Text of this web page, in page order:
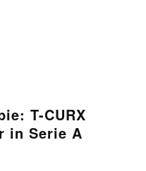
T-CURX
in Serie A